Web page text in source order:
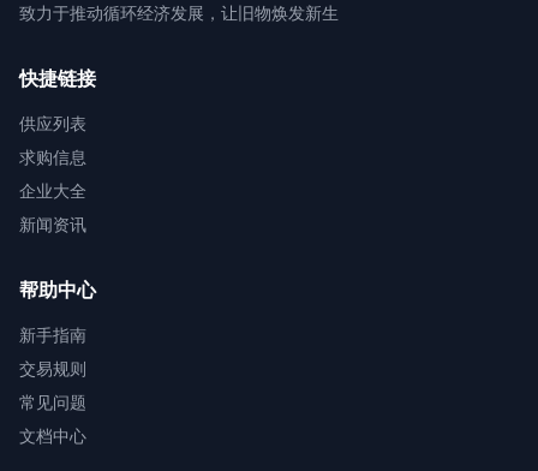
致力于推动循环经济发展，让旧物焕发新生
快捷链接
供应列表
求购信息
企业大全
新闻资讯
帮助中心
新手指南
交易规则
常见问题
文档中心